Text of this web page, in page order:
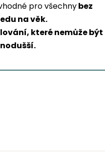
pro všechnybez
na věk.
které nemůže být